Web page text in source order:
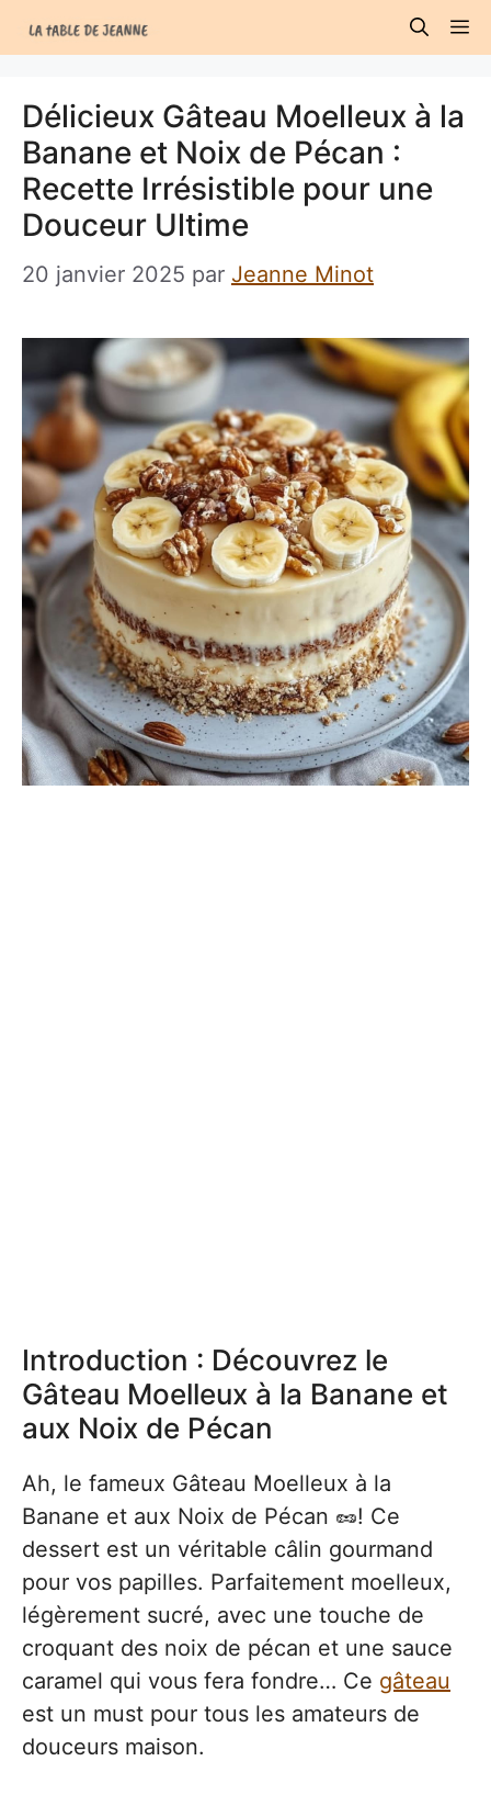
au
Délicieux Gâteau Moelleux à la
Banane et Noix de Pécan :
Recette Irrésistible pour une
Douceur Ultime
20 janvier 2025 par Jeanne Minot
Introduction : Découvrez le
Gâteau Moelleux à la Banane et
aux Noix de Pécan
Ah, le fameux Gâteau Moelleux à la
Banane et aux Noix de Pécan 🥜! Ce
dessert est un véritable câlin gourmand
pour vos papilles. Parfaitement moelleux,
légèrement sucré, avec une touche de
croquant des noix de pécan et une sauce
caramel qui vous fera fondre… Ce gâteau
est un must pour tous les amateurs de
douceurs maison.